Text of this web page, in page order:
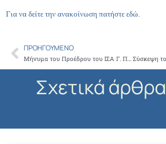
Για να δείτε την ανακοίνωση πατήστε εδώ.
Prev
ΠΡΟΗΓΟΎΜΕΝΟ
Μήνυμα του Προέδρου του ΙΣΑ Γ. Πατούλη και Επικαιροποιημένες οδηγίες προφύλαξης προς ΠΦΥ από covid-19
Σχετικά άρθρα